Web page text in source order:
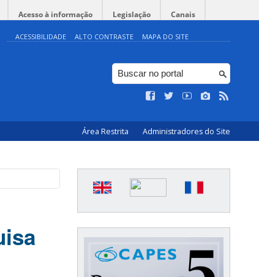
Acesso à informação Legislação Canais
ACESSIBILIDADE ALTO CONTRASTE MAPA DO SITE
Área Restrita Administradores do Site